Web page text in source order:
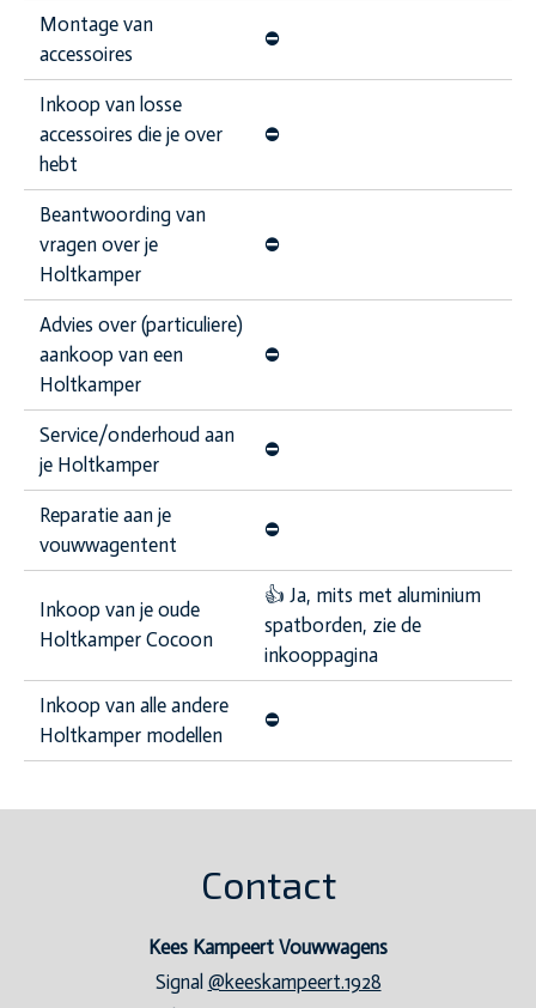
Montage van
accessoires
⛔️
Inkoop van losse
accessoires die je over
hebt
⛔️
Beantwoording van
vragen over je
Holtkamper
⛔️
Advies over (particuliere)
aankoop van een
Holtkamper
⛔️
Service/onderhoud aan
je Holtkamper
⛔️
Reparatie aan je
vouwwagentent
⛔️
Inkoop van je oude
Holtkamper Cocoon
👍 Ja, mits met aluminium
spatborden, zie de
inkooppagina
Inkoop van alle andere
Holtkamper modellen
⛔️
Contact
Kees Kampeert Vouwwagens
Signal @keeskampeert.1928